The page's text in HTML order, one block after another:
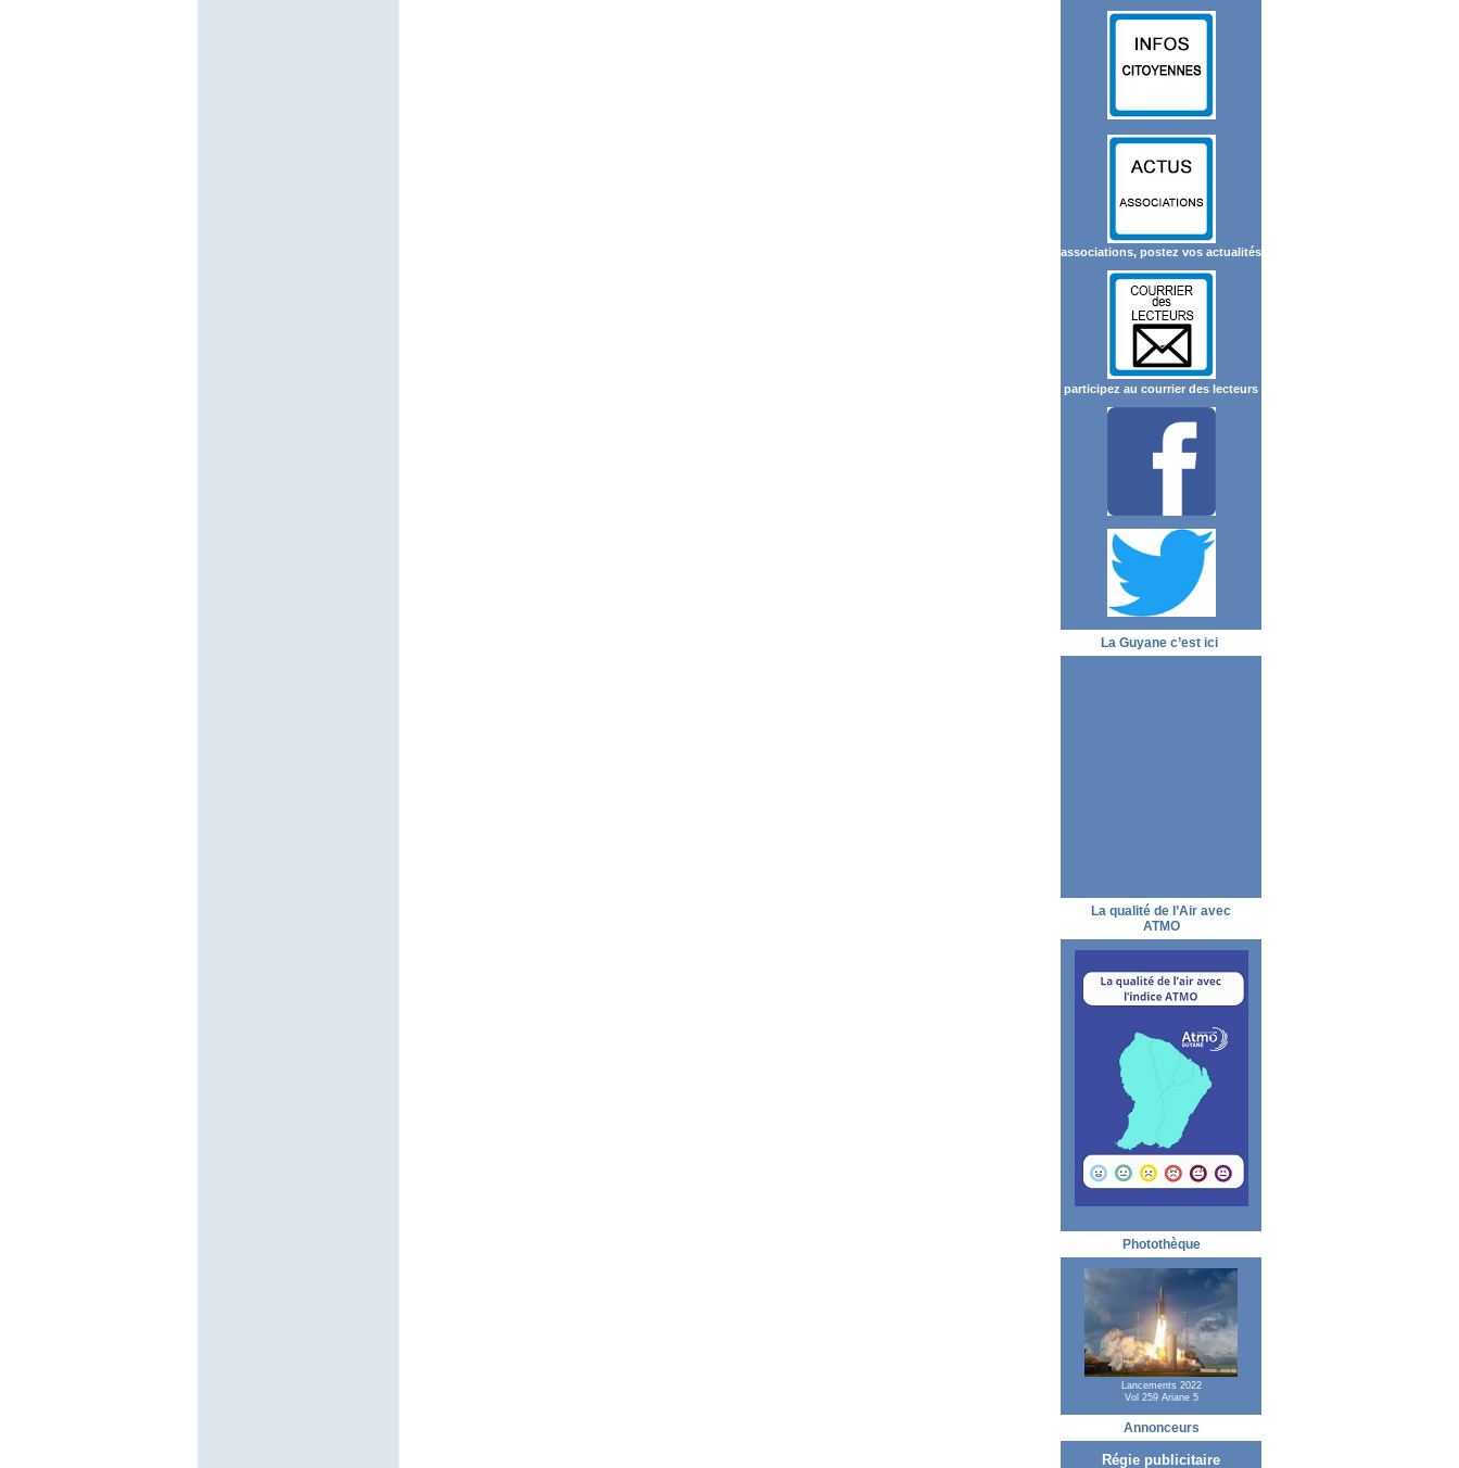
associations, postez vos actualités
participez au courrier des lecteurs
La Guyane c’est ici
La qualité de l’Air avec
ATMO
Photothèque
Lancements 2022
Vol 259 Ariane 5
Annonceurs
Régie publicitaire